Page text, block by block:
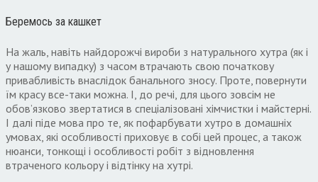
Беремось за кашкет
На жаль, навіть найдорожчі вироби з натурального хутра (як і
у нашому випадку) з часом втрачають свою початкову
привабливість внаслідок банального зносу. Проте, повернути
їм красу все-таки можна. І, до речі, для цього зовсім не
обов’язково звертатися в спеціалізовані хімчистки і майстерні.
І далі піде мова про те, як пофарбувати хутро в домашніх
умовах, які особливості приховує в собі цей процес, а також
нюанси, тонкощі і особливості робіт з відновлення
втраченого кольору і відтінку на хутрі.